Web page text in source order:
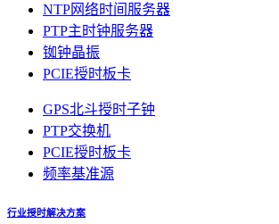
NTP网络时间服务器
PTP主时钟服务器
铷钟晶振
PCIE授时板卡
GPS北斗授时子钟
PTP交换机
PCIE授时板卡
频率基准源
行业授时解决方案